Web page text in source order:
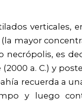
verticales,
mayor
necrópolis, es
a. C.) y
recuerda a
y luego